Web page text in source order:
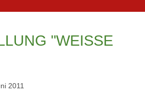
"WEISSE R
2011